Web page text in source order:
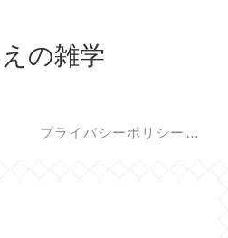
の雑学
プライバシーポリシー・免責事項